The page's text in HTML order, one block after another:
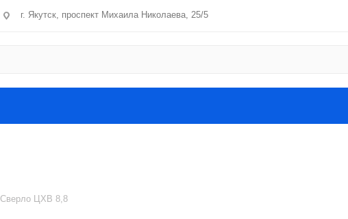
г. Якутск, проспект Михаила Николаева, 25/5
Сверло ЦХВ 8,8